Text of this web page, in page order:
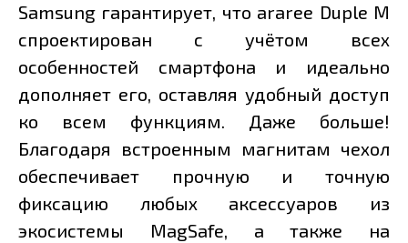
Samsung гарантирует, что araree Duple M
спроектирован с учётом всех
особенностей смартфона и идеально
дополняет его, оставляя удобный доступ
ко всем функциям. Даже больше!
Благодаря встроенным магнитам чехол
обеспечивает прочную и точную
фиксацию любых аксессуаров из
экосистемы MagSafe, а также на